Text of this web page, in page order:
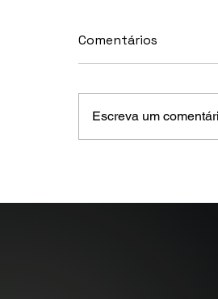
MAIO 2026
Comentários
Escreva um